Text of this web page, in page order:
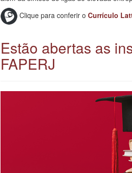
Clique para conferir o Currículo
Estão abertas as
FAPERJ